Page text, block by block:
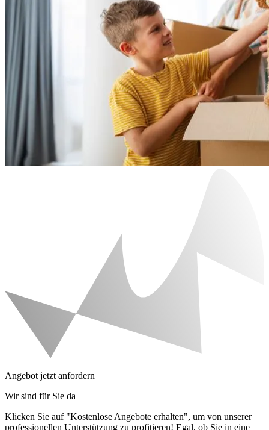
Angebot jetzt anfordern
Wir sind für Sie da
Klicken Sie auf "Kostenlose Angebote erhalten", um von unserer
professionellen Unterstützung zu profitieren! Egal, ob Sie in eine